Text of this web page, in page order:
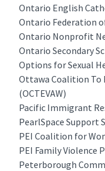
Ontario English
Ontario Federation
Ontario Nonprofit
Ontario Secondary
Options for Sexual
Ottawa Coalition To
(OCTEVAW)
Pacific Immigrant
PearlSpace Support
PEI Coalition for
PEI Family Violence
Peterborough